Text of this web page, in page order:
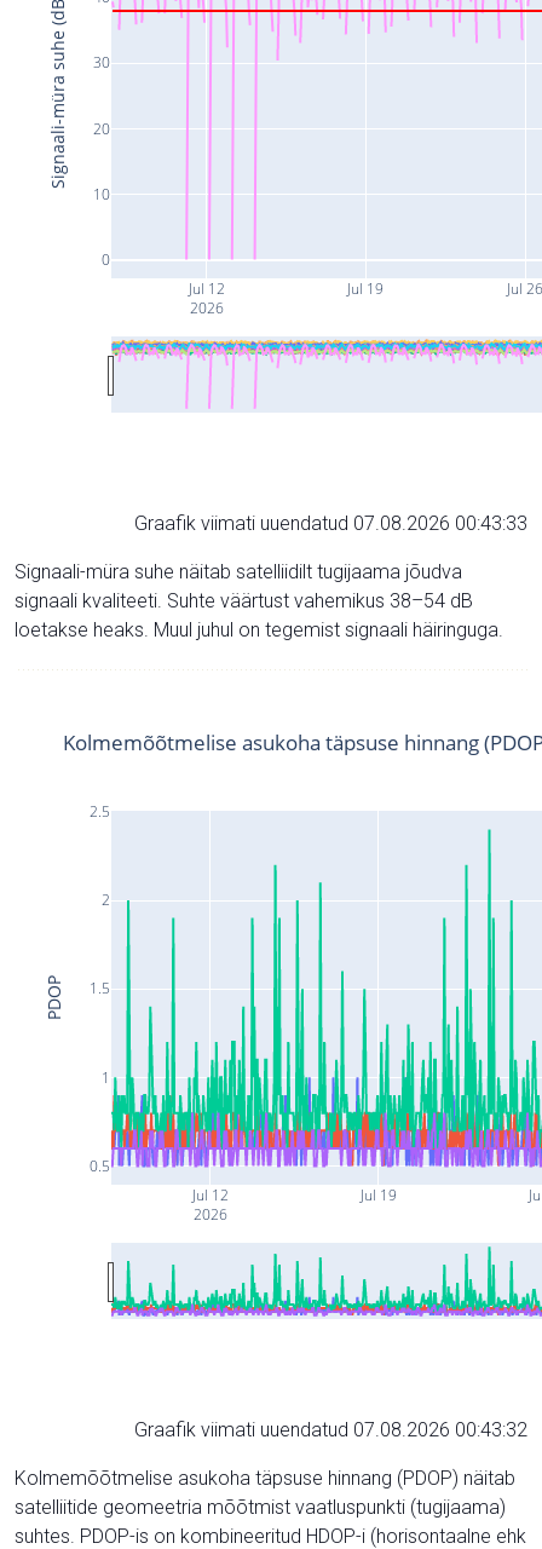
Jul 12
2026
Jul 19 Jul
0
10
20
30
Signaali-müra suhe (dB)
Graafik viimati uuendatud 07.08.2026 00:43:33
Signaali-müra suhe näitab satelliidilt tugijaama jõudva
signaali kvaliteeti. Suhte väärtust vahemikus 38–54 dB
loetakse heaks. Muul juhul on tegemist signaali häiringuga.
Jul 12
2026
Jul 19
0.5
1
1.5
2
2.5
Kolmemõõtmelise asukoha täpsuse hinnang
PDOP
Graafik viimati uuendatud 07.08.2026 00:43:32
Kolmemõõtmelise asukoha täpsuse hinnang (PDOP) näitab
satelliitide geomeetria mõõtmist vaatluspunkti (tugijaama)
suhtes. PDOP-is on kombineeritud HDOP-i (horisontaalne ehk